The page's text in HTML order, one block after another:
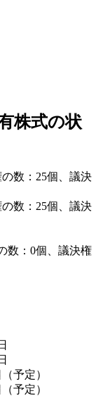
株式の状
数：25個、議決
：25個、議決
数：0個、議決権
予定）
定）